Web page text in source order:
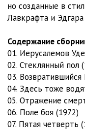
11.
13.
14.
но созданные в
Лавкрафта и
Содержание
01. Иерусалемов
02. Стеклянный пол
03. Возвратившийся
04. Здесь тоже
05. Отражение
06. Поле боя (1972)
07. Пятая четверть